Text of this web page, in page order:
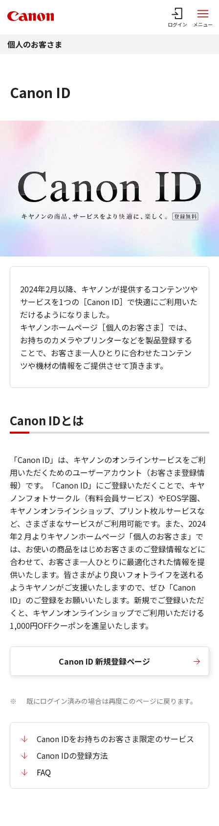
ログイン メニュー
個人のお客さま
Canon ID
2024年2月以降、キヤノンが提供するコンテンツや
サービスを1つの［Canon ID］で快適にご利用いた
だけるようになりました。
キヤノンホームページ［個人のお客さま］では、
お持ちのカメラやプリンターなどを製品登録する
ことで、お客さま一人ひとりに合わせたコンテン
ツや機材の情報をご提供させて頂きます。
Canon IDとは
「Canon ID」は、キヤノンのオンラインサービスをご利
用いただくためのユーザーアカウント（お客さま登録情
報）です。「Canon ID」にご登録いただくことで、キヤ
ノンフォトサークル（有料会員サービス）やEOS学園、
キヤノンオンラインショップ、プリント枚ルサービスな
ど、さまざまなサービスがご利用可能です。また、2024
年2 月よりキヤノンホームページ「個人のお客さま」で
は、お使いの商品をはじめお客さまのご登録情報などに
合わせて、お客さま一人ひとりに最適化された情報を提
供いたします。皆さまがより良いフォトライフを送れる
ようキヤノンがご支援いたしますので、ぜひ「Canon
ID」のご登録をお願いいたします。新規でご登録いただ
くと、キヤノンオンラインショップでご利用いただける
1,000円OFFクーポンを進呈いたします。
Canon ID 新規登録ページ
※ 既にログイン済みの場合は再度このページに戻ります。
Canon IDをお持ちのお客さま限定のサービス
Canon IDの登録方法
FAQ